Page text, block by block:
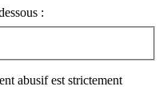
:
abusif est strictement